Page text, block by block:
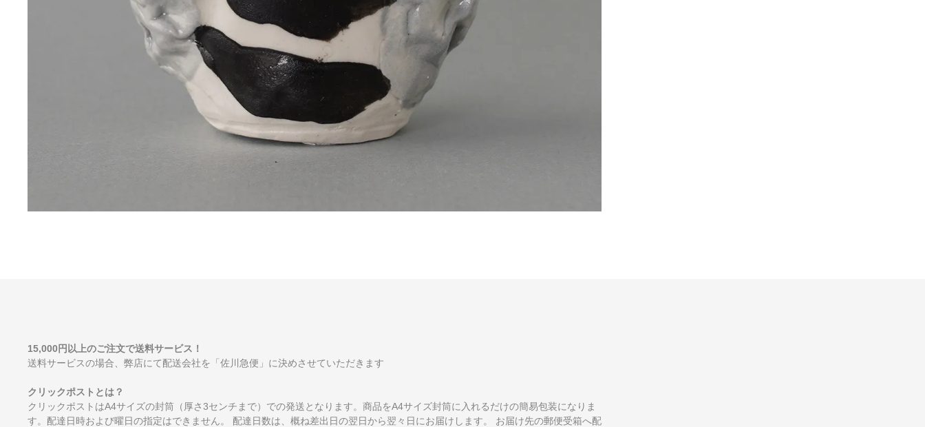
15,000円以上のご注文で送料サービス！
送料サービスの場合、弊店にて配送会社を「佐川急便」に決めさせていただきます
クリックポストとは？
クリックポストはA4サイズの封筒（厚さ3センチまで）での発送となります。商品をA4サイズ封筒に入れるだけの簡易包装になりま
す。配達日時および曜日の指定はできません。 配達日数は、概ね差出日の翌日から翌々日にお届けします。 お届け先の郵便受箱へ配